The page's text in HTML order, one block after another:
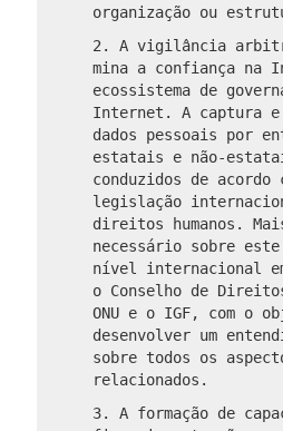
organização ou
2. A vigilância
mina a confiança na
ecossistema de
Internet. A captura e
dados pessoais por
estatais e não-
conduzidos de acordo
legislação
direitos humanos.
necessário sobre
nível internacional
o Conselho de
ONU e o IGF, com o
desenvolver um
sobre todos os
relacionados.
3. A formação de